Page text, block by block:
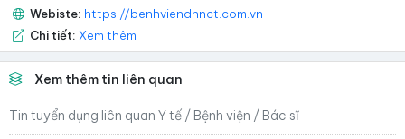
Webiste: https://benhviendhnct.com.vn
Chi tiết: Xem thêm
Xem thêm tin liên quan
Tin tuyển dụng liên quan Y tế / Bệnh viện / Bác sĩ